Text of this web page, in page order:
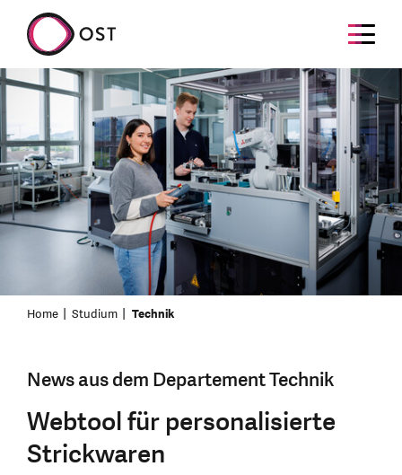
Home Studium Technik
News aus dem Departement Technik
Webtool für personalisierte
Strickwaren